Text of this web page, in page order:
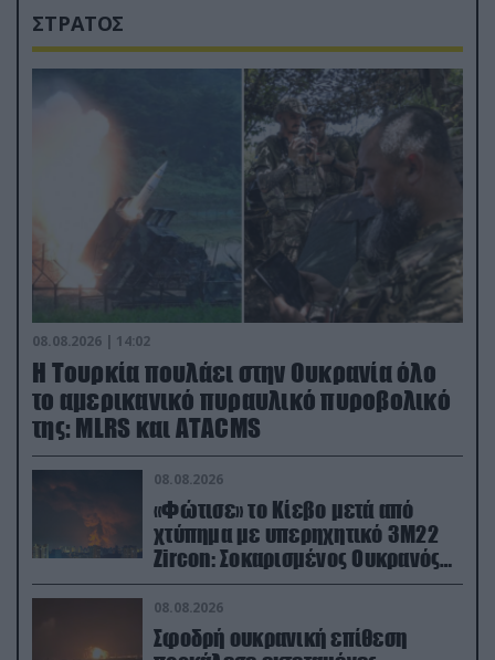
ΣΤΡΑΤΟΣ
08.08.2026 | 14:02
Η Τουρκία πουλάει στην Ουκρανία όλο
το αμερικανικό πυραυλικό πυροβολικό
της: MLRS και ΑΤΑCMS
08.08.2026
«Φώτισε» το Κίεβο μετά από
χτύπημα με υπερηχητικό 3M22
Zircon: Σοκαρισμένος Ουκρανός
κατέγραψε τη στιγμή (βίντεο)
08.08.2026
Σφοδρή ουκρανική επίθεση